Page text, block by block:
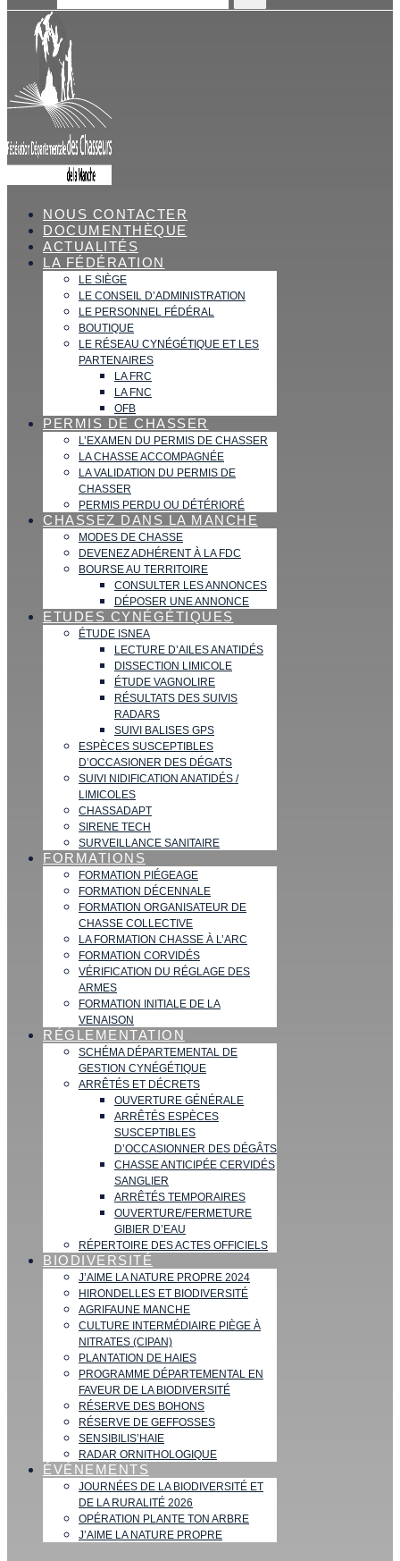
NOUS CONTACTER
DOCUMENTHÈQUE
ACTUALITÉS
LA FÉDÉRATION
LE SIÈGE
LE CONSEIL D’ADMINISTRATION
LE PERSONNEL FÉDÉRAL
BOUTIQUE
LE RÉSEAU CYNÉGÉTIQUE ET LES
PARTENAIRES
LA FRC
LA FNC
OFB
PERMIS DE CHASSER
L’EXAMEN DU PERMIS DE CHASSER
LA CHASSE ACCOMPAGNÉE
LA VALIDATION DU PERMIS DE
CHASSER
PERMIS PERDU OU DÉTÉRIORÉ
CHASSEZ DANS LA MANCHE
MODES DE CHASSE
DEVENEZ ADHÉRENT À LA FDC
BOURSE AU TERRITOIRE
CONSULTER LES ANNONCES
DÉPOSER UNE ANNONCE
ETUDES CYNÉGÉTIQUES
ÉTUDE ISNEA
LECTURE D’AILES ANATIDÉS
DISSECTION LIMICOLE
ÉTUDE VAGNOLIRE
RÉSULTATS DES SUIVIS
RADARS
SUIVI BALISES GPS
ESPÈCES SUSCEPTIBLES
D’OCCASIONER DES DÉGATS
SUIVI NIDIFICATION ANATIDÉS /
LIMICOLES
CHASSADAPT
SIRENE TECH
SURVEILLANCE SANITAIRE
FORMATIONS
FORMATION PIÉGEAGE
FORMATION DÉCENNALE
FORMATION ORGANISATEUR DE
CHASSE COLLECTIVE
LA FORMATION CHASSE À L’ARC
FORMATION CORVIDÉS
VÉRIFICATION DU RÉGLAGE DES
ARMES
FORMATION INITIALE DE LA
VENAISON
RÉGLEMENTATION
SCHÉMA DÉPARTEMENTAL DE
GESTION CYNÉGÉTIQUE
ARRÊTÉS ET DÉCRETS
OUVERTURE GÉNÉRALE
ARRÊTÉS ESPÈCES
SUSCEPTIBLES
D’OCCASIONNER DES DÉGÂTS
CHASSE ANTICIPÉE CERVIDÉS
SANGLIER
ARRÊTÉS TEMPORAIRES
OUVERTURE/FERMETURE
GIBIER D’EAU
RÉPERTOIRE DES ACTES OFFICIELS
BIODIVERSITÉ
J’AIME LA NATURE PROPRE 2024
HIRONDELLES ET BIODIVERSITÉ
AGRIFAUNE MANCHE
CULTURE INTERMÉDIAIRE PIÈGE À
NITRATES (CIPAN)
PLANTATION DE HAIES
PROGRAMME DÉPARTEMENTAL EN
FAVEUR DE LA BIODIVERSITÉ
RÉSERVE DES BOHONS
RÉSERVE DE GEFFOSSES
SENSIBILIS’HAIE
RADAR ORNITHOLOGIQUE
ÉVÉNEMENTS
JOURNÉES DE LA BIODIVERSITÉ ET
DE LA RURALITÉ 2026
OPÉRATION PLANTE TON ARBRE
J’AIME LA NATURE PROPRE